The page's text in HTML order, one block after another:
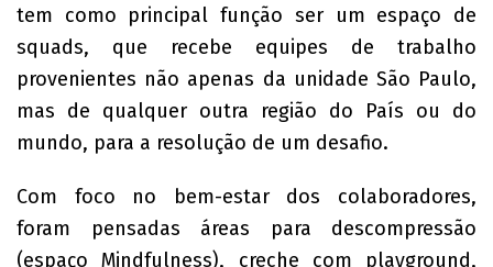
tem como principal função ser um espaço de
squads, que recebe equipes de trabalho
provenientes não apenas da unidade São Paulo,
mas de qualquer outra região do País ou do
mundo, para a resolução de um desafio.
Com foco no bem-estar dos colaboradores,
foram pensadas áreas para descompressão
(espaço Mindfulness), creche com playground,